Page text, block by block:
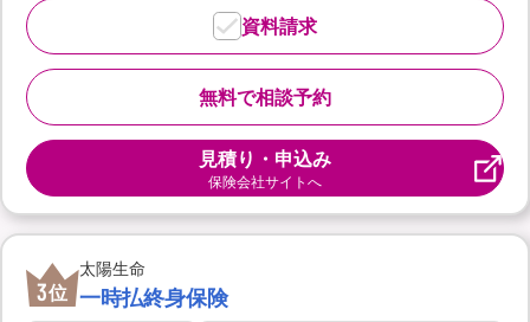
無料で相談予約
資料請求
見積り・申込み
保険会社サイトへ
3位
太陽生命
一時払終身保険